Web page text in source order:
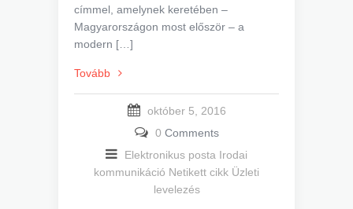
címmel, amelynek keretében –
Magyarországon most először – a
modern […]
Tovább
október 5, 2016
0 Comments
Elektronikus posta Irodai
kommunikáció Netikett cikk Üzleti
levelezés